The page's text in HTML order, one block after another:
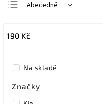
Abecedně
Nejdražší
190 Kč
Na skladě
Značky